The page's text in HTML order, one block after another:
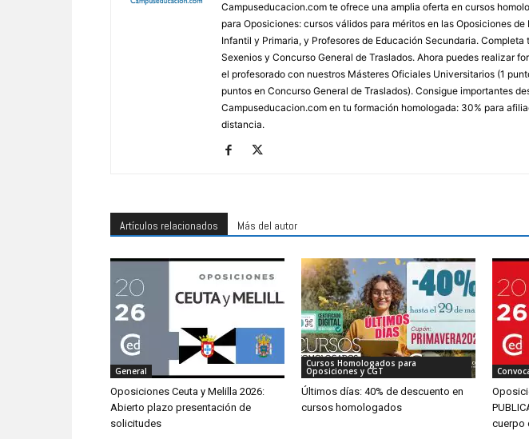
Campuseducacion.com te ofrece una amplia oferta en cursos
para Oposiciones: cursos válidos para méritos en las Oposiciones
Infantil y Primaria, y Profesores de Educación Secundaria. Completa
Sexenios y Concurso General de Traslados. Ahora puedes realizar
el profesorado con nuestros Másteres Oficiales Universitarios (1
puntos en Concurso General de Traslados). Consigue importantes
Campuseducacion.com en tu formación homologada: 30% para
distancia.
Artículos relacionados Más del autor
General
Oposiciones Ceuta y Melilla 2026:
Abierto plazo presentación de
solicitudes
Cursos Homologados para
Oposiciones y CGT
Últimos días: 40% de descuento en
cursos homologados
cuerpo